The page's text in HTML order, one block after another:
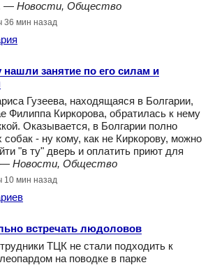
— Новости, Общество
36 мин назад
нашли занятие по его силам и
Гузеева, находящаяся в Болгарии,
Филиппа Киркорова, обратилась к нему
Оказывается, в Болгарии полно
- ну кому, как не Киркорову, можно
"в ту" дверь и оплатить приют для
— Новости, Общество
10 мин назад
встречать людоловов
ТЦК не стали подходить к
на поводке в парке